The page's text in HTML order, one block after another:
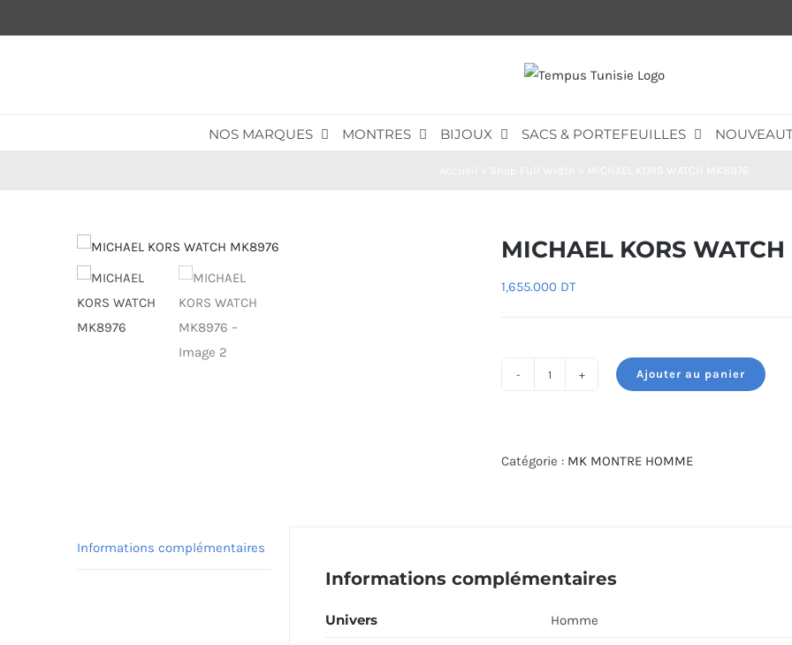
au
NOS MARQUES MONTRES BIJOUX SACS & PORTEFEUILLES
MICHAEL KORS
1,655.000 DT
KORS
Ajouter au panier
Catégorie : MK MONTRE HOMME
Informations complémentaires
Informations complémentaires
Univers Homme